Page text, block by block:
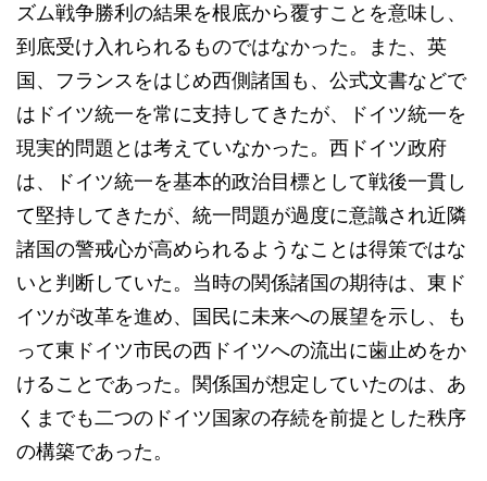
ズム戦争勝利の結果を根底から覆すことを意味し、
到底受け入れられるものではなかった。また、英
国、フランスをはじめ西側諸国も、公式文書などで
はドイツ統一を常に支持してきたが、ドイツ統一を
現実的問題とは考えていなかった。西ドイツ政府
は、ドイツ統一を基本的政治目標として戦後一貫し
て堅持してきたが、統一問題が過度に意識され近隣
諸国の警戒心が高められるようなことは得策ではな
いと判断していた。当時の関係諸国の期待は、東ド
イツが改革を進め、国民に未来への展望を示し、も
って東ドイツ市民の西ドイツへの流出に歯止めをか
けることであった。関係国が想定していたのは、あ
くまでも二つのドイツ国家の存続を前提とした秩序
の構築であった。